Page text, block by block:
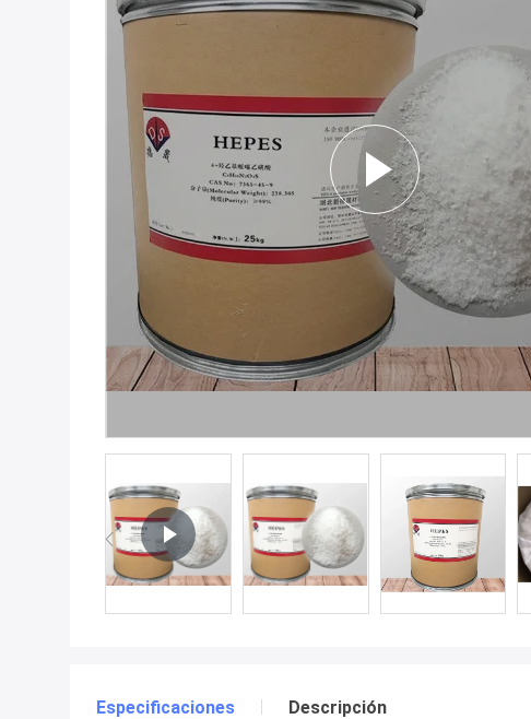
Especificaciones Descripción